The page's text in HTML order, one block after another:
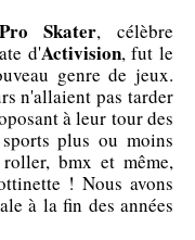
Skater, célèbre
d'Activision, fut le
genre de jeux.
n'allaient pas tarder
à leur tour des
plus ou moins
bmx et même,
! Nous avons
à la fin des années